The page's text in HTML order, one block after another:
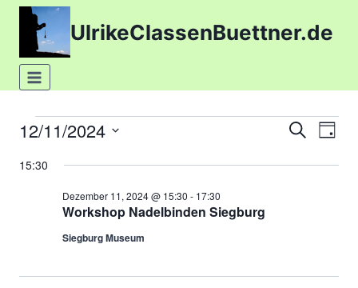
Zum
springen
UlrikeClassenBuettner.de
Veranstaltungen
for
Dezember
Suche
SucheTag
12/11/2024
wählen.
15:30
Workshop Nadelbinden Siegburg
Dezember 11, 2024 @ 15:30 - 17:30
Siegburg Museum